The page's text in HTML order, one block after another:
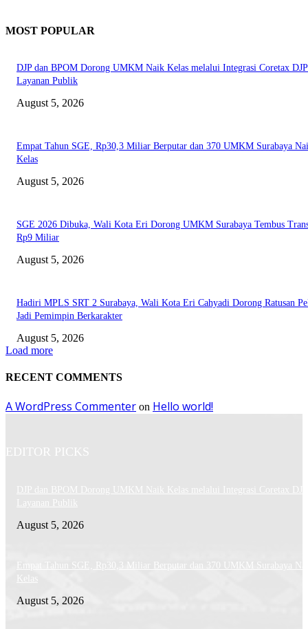
MOST POPULAR
DJP dan BPOM Dorong UMKM Naik Kelas melalui Integrasi Coretax
Layanan Publik
August 5, 2026
Empat Tahun SGE, Rp30,3 Miliar Berputar dan 370 UMKM Surabaya
Kelas
August 5, 2026
SGE 2026 Dibuka, Wali Kota Eri Dorong UMKM Surabaya Tembus
Rp9 Miliar
August 5, 2026
Hadiri MPLS SRT 2 Surabaya, Wali Kota Eri Cahyadi Dorong Ratusan
Jadi Pemimpin Berkarakter
August 5, 2026
Load more
RECENT COMMENTS
A WordPress Commenter on Hello world!
EDITOR PICKS
DJP dan BPOM Dorong UMKM Naik Kelas melalui Integrasi Coretax
Layanan Publik
August 5, 2026
Empat Tahun SGE, Rp30,3 Miliar Berputar dan 370 UMKM Surabaya
Kelas
August 5, 2026